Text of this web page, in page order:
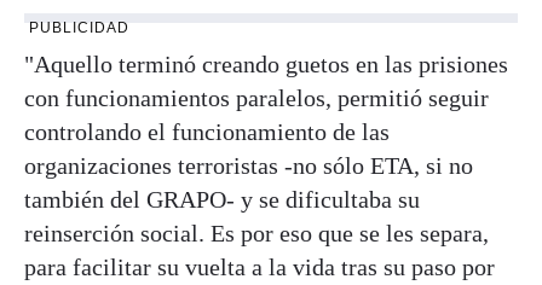
PUBLICIDAD
"Aquello terminó creando guetos en las prisiones
con funcionamientos paralelos, permitió seguir
controlando el funcionamiento de las
organizaciones terroristas -no sólo ETA, si no
también del GRAPO- y se dificultaba su
reinserción social. Es por eso que se les separa,
para facilitar su vuelta a la vida tras su paso por